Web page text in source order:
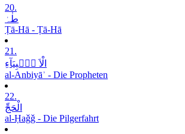
20.
طٰہٰ
Ṭā-Hā - Ṭā-Hā
21.
الْاَ نۡۢبِیَآءِ
al-Anbiyāʾ - Die Propheten
22.
الْحَجِّ
al-Ḥaǧǧ - Die Pilgerfahrt